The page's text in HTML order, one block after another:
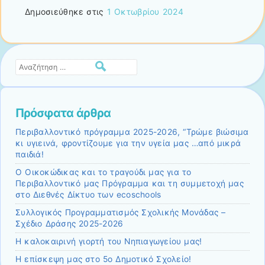
Δημοσιεύθηκε στις 1 Οκτωβρίου 2024
Αναζήτηση
Πρόσφατα άρθρα
Περιβαλλοντικό πρόγραμμα 2025-2026, “Τρώμε βιώσιμα
κι υγιεινά, φροντίζουμε για την υγεία μας …από μικρά
παιδιά!
Ο Οικοκώδικας και το τραγούδι μας για το
Περιβαλλοντικό μας Πρόγραμμα και τη συμμετοχή μας
στο Διεθνές Δίκτυο των ecoschools
Συλλογικός Προγραμματισμός Σχολικής Μονάδας –
Σχέδιο Δράσης 2025-2026
Η καλοκαιρινή γιορτή του Νηπιαγωγείου μας!
Η επίσκεψη μας στο 5ο Δημοτικό Σχολείο!